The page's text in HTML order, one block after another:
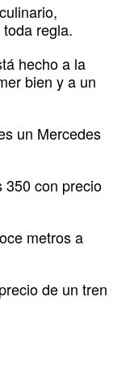
regla.
hecho a la
bien y a un
un Mercedes
350 con precio
metros a
de un tren